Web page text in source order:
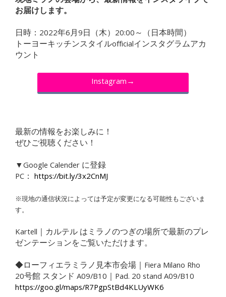
お届けします。
日時：2022年6月9日（木）20:00～（日本時間）
トーヨーキッチンスタイルofficialインスタグラムアカ
ウント
Instagram→
最新の情報をお楽しみに！
ぜひご視聴ください！
▼Google Calender に登録
PC： https://bit.ly/3x2CnMJ
※現地の通信状況によっては予定が変更になる可能性もございま
す。
Kartell｜カルテル はミラノのつぎの場所で最新のプレ
ゼンテーションをご覧いただけます。
◆ローフィエラミラノ見本市会場｜Fiera Milano Rho
20号館 スタンド A09/B10｜Pad. 20 stand A09/B10
https://goo.gl/maps/R7PgpStBd4KLUyWK6